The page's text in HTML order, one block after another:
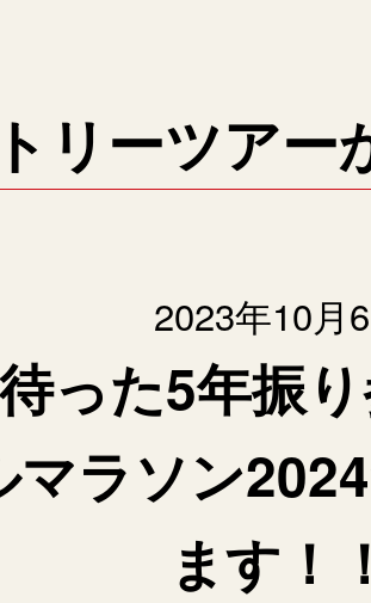
リーツアー
2023年10月
待った5年振
マラソン
ます！！